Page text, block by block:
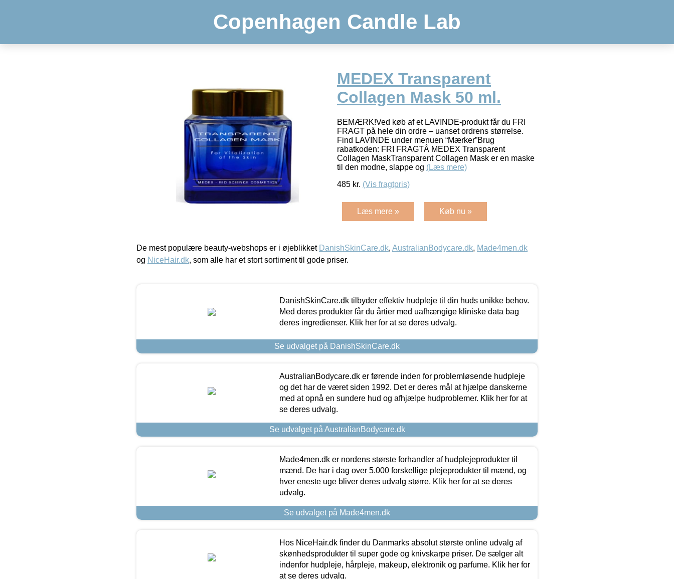
Copenhagen Candle Lab
MEDEX Transparent
Collagen Mask 50 ml.
BEMÆRK!Ved køb af et LAVINDE-produkt får du FRI
FRAGT på hele din ordre – uanset ordrens størrelse.
Find LAVINDE under menuen “Mærker”Brug
rabatkoden: FRI FRAGTÂ MEDEX Transparent
Collagen MaskTransparent Collagen Mask er en maske
til den modne, slappe og (Læs mere)
485 kr. (Vis fragtpris)
Læs mere » Køb nu »
De mest populære beauty-webshops er i øjeblikket DanishSkinCare.dk, AustralianBodycare.dk, Made4men.dk
og NiceHair.dk, som alle har et stort sortiment til gode priser.
DanishSkinCare.dk tilbyder effektiv hudpleje til din huds unikke behov.
Med deres produkter får du årtier med uafhængige kliniske data bag
deres ingredienser. Klik her for at se deres udvalg.
Se udvalget på DanishSkinCare.dk
AustralianBodycare.dk er førende inden for problemløsende hudpleje
og det har de været siden 1992. Det er deres mål at hjælpe danskerne
med at opnå en sundere hud og afhjælpe hudproblemer. Klik her for at
se deres udvalg.
Se udvalget på AustralianBodycare.dk
Made4men.dk er nordens største forhandler af hudplejeprodukter til
mænd. De har i dag over 5.000 forskellige plejeprodukter til mænd, og
hver eneste uge bliver deres udvalg større. Klik her for at se deres
udvalg.
Se udvalget på Made4men.dk
Hos NiceHair.dk finder du Danmarks absolut største online udvalg af
skønhedsprodukter til super gode og knivskarpe priser. De sælger alt
indenfor hudpleje, hårpleje, makeup, elektronik og parfume. Klik her for
at se deres udvalg.